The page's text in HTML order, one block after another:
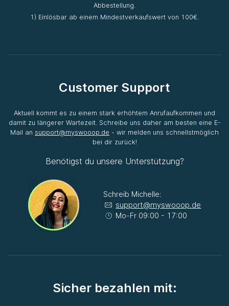
Abbestellung.
1) Einlösbar ab einem Mindestverkaufswert von 100€.
Customer Support
Aktuell kommt es zu einem stark erhöhtem Anrufaufkommen und
damit zu längerer Wartezeit. Schreibe uns daher am besten eine E-
Mail an support@myswooop.de - wir melden uns schnellstmöglich
bei dir zurück!
Benötigst du unsere Unterstützung?
Schreib Michelle:
support@myswooop.de
Mo-Fr 09:00 - 17:00
Sicher bezahlen mit: